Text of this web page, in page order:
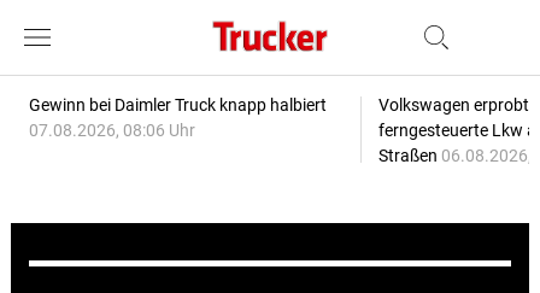
Gewinn bei Daimler Truck knapp halbiert
07.08.2026, 08:06 Uhr
Volkswagen erprobt
ferngesteuerte Lkw
Straßen 06.08.2026,